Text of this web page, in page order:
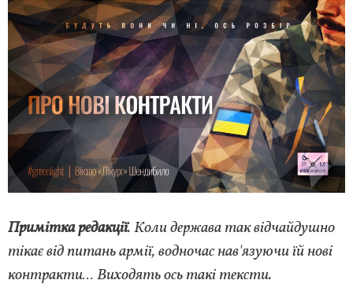
Примітка редакції. Коли держава так відчайдушно
тікає від питань армії, водночас нав'язуючи їй нові
контракти… Виходять ось такі тексти.